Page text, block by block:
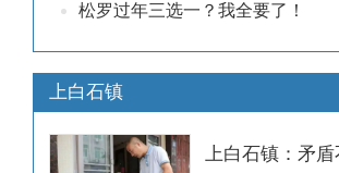
松罗过年三选一？我全要了！
上白石镇